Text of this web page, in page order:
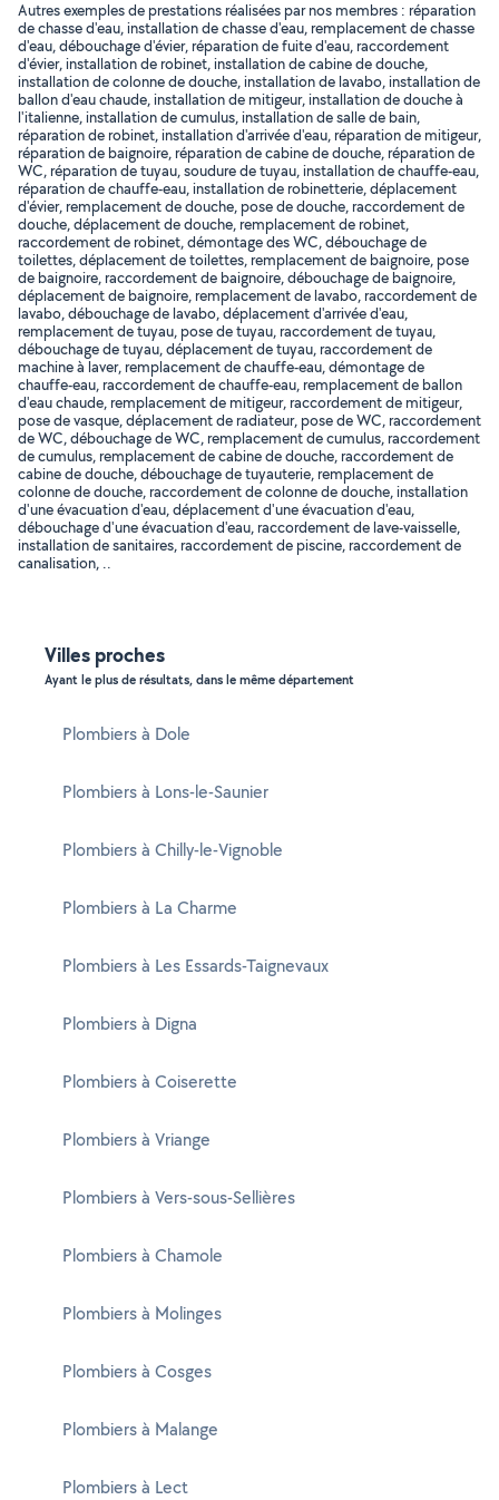
Autres exemples de prestations réalisées par nos membres : réparation
de chasse d'eau, installation de chasse d'eau, remplacement de chasse
d'eau, débouchage d'évier, réparation de fuite d'eau, raccordement
d'évier, installation de robinet, installation de cabine de douche,
installation de colonne de douche, installation de lavabo, installation de
ballon d'eau chaude, installation de mitigeur, installation de douche à
l'italienne, installation de cumulus, installation de salle de bain,
réparation de robinet, installation d'arrivée d'eau, réparation de mitigeur,
réparation de baignoire, réparation de cabine de douche, réparation de
WC, réparation de tuyau, soudure de tuyau, installation de chauffe-eau,
réparation de chauffe-eau, installation de robinetterie, déplacement
d'évier, remplacement de douche, pose de douche, raccordement de
douche, déplacement de douche, remplacement de robinet,
raccordement de robinet, démontage des WC, débouchage de
toilettes, déplacement de toilettes, remplacement de baignoire, pose
de baignoire, raccordement de baignoire, débouchage de baignoire,
déplacement de baignoire, remplacement de lavabo, raccordement de
lavabo, débouchage de lavabo, déplacement d'arrivée d'eau,
remplacement de tuyau, pose de tuyau, raccordement de tuyau,
débouchage de tuyau, déplacement de tuyau, raccordement de
machine à laver, remplacement de chauffe-eau, démontage de
chauffe-eau, raccordement de chauffe-eau, remplacement de ballon
d'eau chaude, remplacement de mitigeur, raccordement de mitigeur,
pose de vasque, déplacement de radiateur, pose de WC, raccordement
de WC, débouchage de WC, remplacement de cumulus, raccordement
de cumulus, remplacement de cabine de douche, raccordement de
cabine de douche, débouchage de tuyauterie, remplacement de
colonne de douche, raccordement de colonne de douche, installation
d'une évacuation d'eau, déplacement d'une évacuation d'eau,
débouchage d'une évacuation d'eau, raccordement de lave-vaisselle,
installation de sanitaires, raccordement de piscine, raccordement de
canalisation, ..
Villes proches
Ayant le plus de résultats, dans le même département
Plombiers à Dole
Plombiers à Lons-le-Saunier
Plombiers à Chilly-le-Vignoble
Plombiers à La Charme
Plombiers à Les Essards-Taignevaux
Plombiers à Digna
Plombiers à Coiserette
Plombiers à Vriange
Plombiers à Vers-sous-Sellières
Plombiers à Chamole
Plombiers à Molinges
Plombiers à Cosges
Plombiers à Malange
Plombiers à Lect